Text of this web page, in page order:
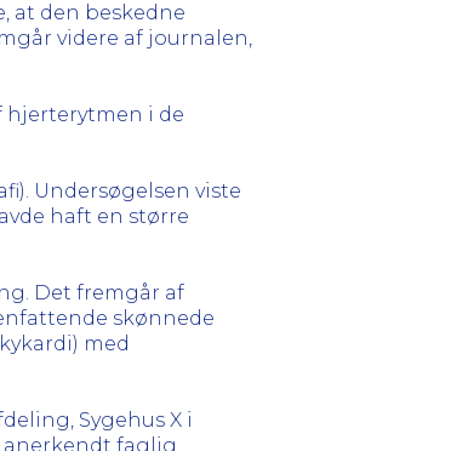
at den beskedne
videre af journalen,
hjerterytmen i de
Undersøgelsen viste
haft en større
Det fremgår af
skønnede
med
Sygehus X i
anerkendt faglig